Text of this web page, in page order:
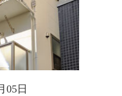
05日